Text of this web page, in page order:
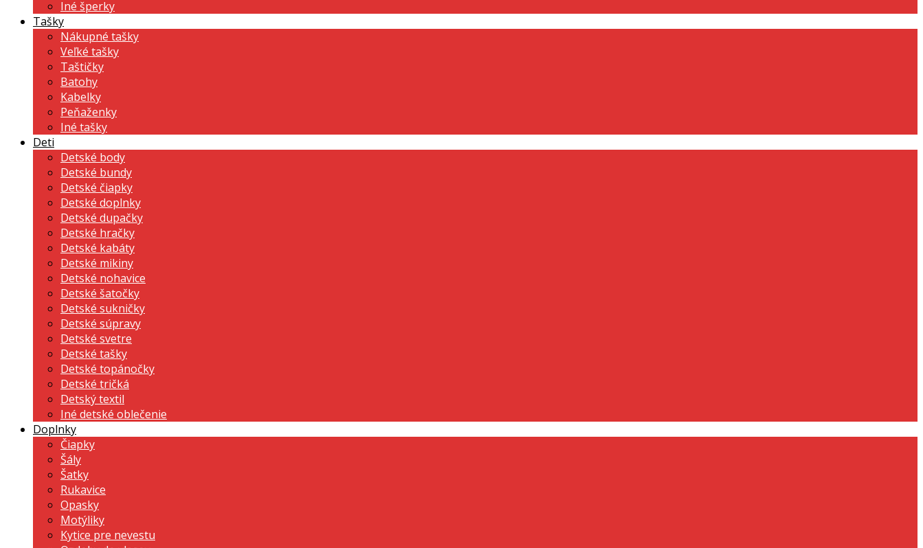
Iné šperky
Tašky
Nákupné tašky
Veľké tašky
Taštičky
Batohy
Kabelky
Peňaženky
Iné tašky
Deti
Detské body
Detské bundy
Detské čiapky
Detské doplnky
Detské dupačky
Detské hračky
Detské kabáty
Detské mikiny
Detské nohavice
Detské šatočky
Detské sukničky
Detské súpravy
Detské svetre
Detské tašky
Detské topánočky
Detské tričká
Detský textil
Iné detské oblečenie
Doplnky
Čiapky
Šály
Šatky
Rukavice
Opasky
Motýliky
Kytice pre nevestu